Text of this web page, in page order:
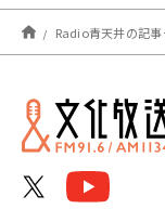
Radio青天井の記